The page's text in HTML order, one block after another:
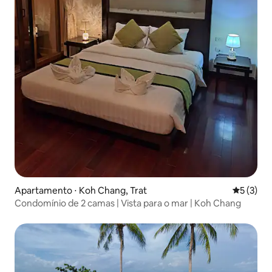
Apartamento ⋅ Koh Chang, Trat 5 de
5 (3)
Condomínio de 2 camas | Vista para o mar | Koh Chang